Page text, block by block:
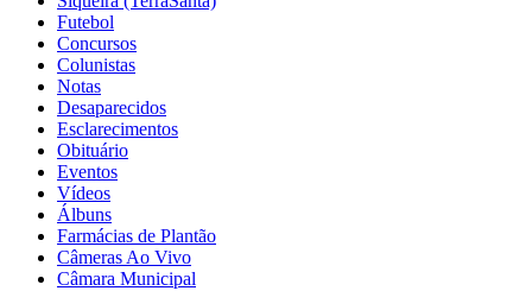
Futebol
Concursos
Colunistas
Notas
Desaparecidos
Esclarecimentos
Obituário
Eventos
Vídeos
Álbuns
Farmácias de Plantão
Câmeras Ao Vivo
Câmara Municipal